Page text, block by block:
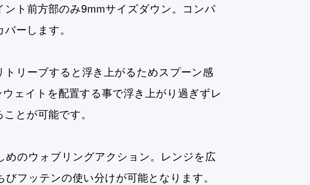
ト前方部のみ9mmサイズダウン。コンパ
ーします。
リーブすると浮き上がるためスプーン感
ェイトを配置する事で浮き上がり過ぎずレ
とが可能です。
のウォブリングアクション。レンジを広
フッテンの使い分けが可能となります。